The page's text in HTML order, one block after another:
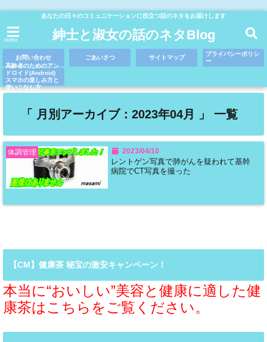
あなたの日々のコミュニケーションに役立つ話のネタをお届けします
menu 紳士と淑女の話のネタBlog
お問い合わせ ごあいさつ サイトマップ
プライバシーポリシ
ー
高齢者のためのアン
ドロイド(Android)
スマホの楽しみ方と
使いこなし方
「 月別アーカイブ：2023年04月 」 一覧
体調管理
2023/04/10
レントゲン写真で肺がんを疑われて基幹
病院でCT写真を撮った
【CM】健康茶 秘宝の激安キャンペーン！
本当に“おいしい”美容と健康に適した健
康茶はこちらをご覧ください。